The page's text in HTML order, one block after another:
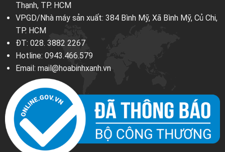
Thạnh, TP. HCM
VPGD/Nhà máy sản xuất: 384 Bình Mỹ, Xã Bình Mỹ, Củ Chi,
TP. HCM
ĐT: 028. 3882 2267
Hotline: 0943.466.579
Email: mail@hoabinhxanh.vn